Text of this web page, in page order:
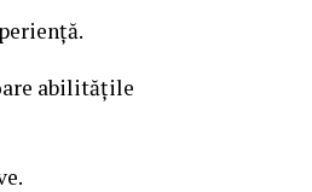
abilitățile